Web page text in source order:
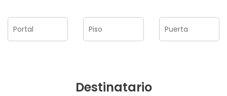
Destinatario